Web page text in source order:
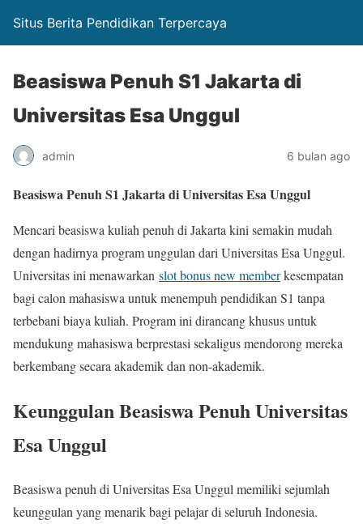
Situs Berita Pendidikan Terpercaya
Beasiswa Penuh S1 Jakarta di
Universitas Esa Unggul
admin 6 bulan ago
Beasiswa Penuh S1 Jakarta di Universitas Esa Unggul
Mencari beasiswa kuliah penuh di Jakarta kini semakin mudah
dengan hadirnya program unggulan dari Universitas Esa Unggul.
Universitas ini menawarkan slot bonus new memberkesempatan
bagi calon mahasiswa untuk menempuh pendidikan S1 tanpa
terbebani biaya kuliah. Program ini dirancang khusus untuk
mendukung mahasiswa berprestasi sekaligus mendorong mereka
berkembang secara akademik dan non-akademik.
Keunggulan Beasiswa Penuh Universitas
Esa Unggul
Beasiswa penuh di Universitas Esa Unggul memiliki sejumlah
keunggulan yang menarik bagi pelajar di seluruh Indonesia.